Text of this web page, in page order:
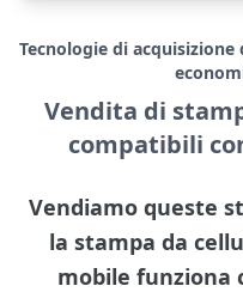
Tecnologie di
Vendita di
compatibili
Vendiamo queste
la stampa da
mobile funziona